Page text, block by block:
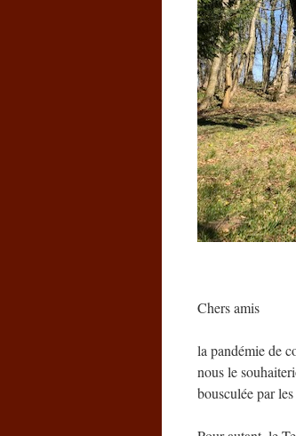
Chers amis
la pandémie de
nous le
bousculée par